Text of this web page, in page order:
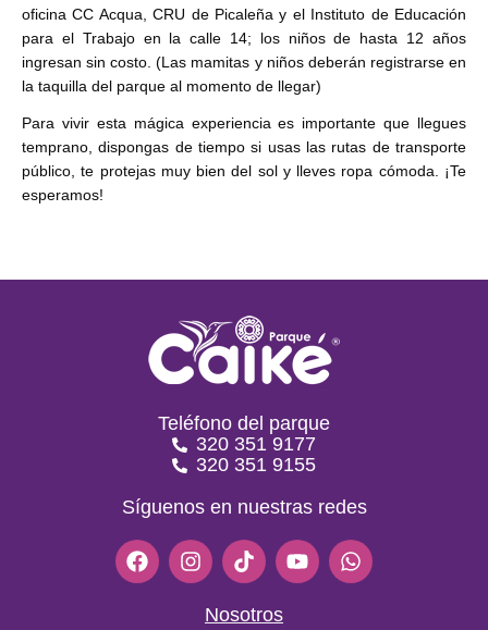
oficina CC Acqua, CRU de Picaleña y el Instituto de Educación
para el Trabajo en la calle 14; los niños de hasta 12 años
ingresan sin costo. (Las mamitas y niños deberán registrarse en
la taquilla del parque al momento de llegar)
Para vivir esta mágica experiencia es importante que llegues
temprano, dispongas de tiempo si usas las rutas de transporte
público, te protejas muy bien del sol y lleves ropa cómoda. ¡Te
esperamos!
Teléfono del parque
320 351 9177
320 351 9155
Síguenos en nuestras redes
F
a
I
n
T
i
t
Y
o
W
h
Nosotros